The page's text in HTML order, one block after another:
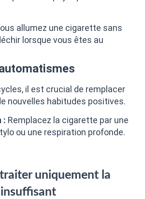
allumez une cigarette sans
lorsque vous êtes au
il est crucial de remplacer
nouvelles habitudes positives.
: Remplacez la cigarette par une
ou une respiration profonde.
uniquement la